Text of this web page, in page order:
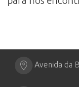
Avenida da